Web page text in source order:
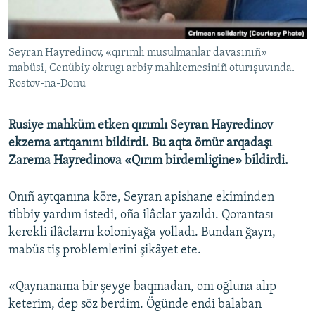
Українською
QOŞULIÑIZ!
RFE/RS bütün saytları
Seyran Hayredinov, «qırımlı musulmanlar davasınıñ»
mabüsi, Cenübiy okrugı arbiy mahkemesiniñ oturışuvında.
Rostov-na-Donu
Rusiye mahküm etken qırımlı Seyran Hayredinov
ekzema artqanını bildirdi. Bu aqta ömür arqadaşı
Zarema Hayredinova «Qırım birdemligine» bildirdi.
Onıñ aytqanına köre, Seyran apishane ekiminden
tibbiy yardım istedi, oña ilâclar yazıldı. Qorantası
kerekli ilâclarnı koloniyağa yolladı. Bundan ğayrı,
mabüs tiş problemlerini şikâyet ete.
«Qaynanama bir şeyge baqmadan, onı oğluna alıp
keterim, dep söz berdim. Ögünde endi balaban